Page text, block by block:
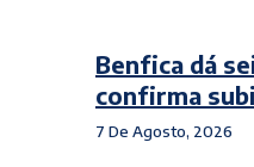
Benfica dá
confirma
7 De Agosto, 2026